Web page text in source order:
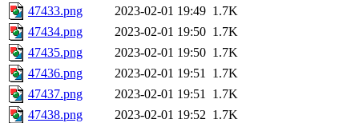
47433.png
2023-02-01 19:49 1.7K
47434.png
2023-02-01 19:50 1.7K
47435.png
2023-02-01 19:50 1.7K
47436.png
2023-02-01 19:51 1.7K
47437.png
2023-02-01 19:51 1.7K
47438.png
2023-02-01 19:52 1.7K